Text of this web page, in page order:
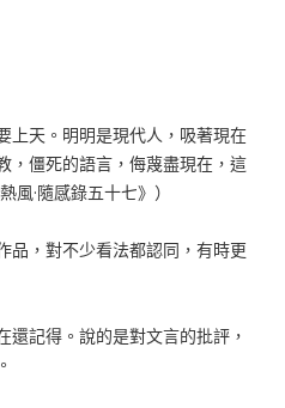
上天。明明是現代人，吸著現在
，僵死的語言，侮蔑盡現在，這
·隨感錄五十七》）
品，對不少看法都認同，有時更
還記得。說的是對文言的批評，